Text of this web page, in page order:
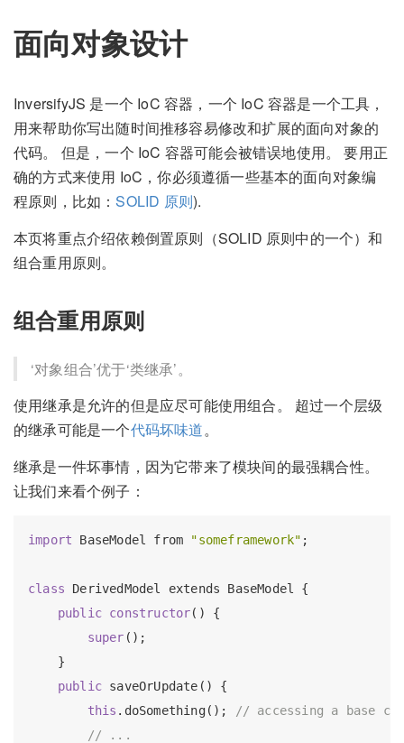
面向对象设计
InversifyJS 是一个 IoC 容器，一个 IoC 容器是一个工具，
用来帮助你写出随时间推移容易修改和扩展的面向对象的
代码。 但是，一个 IoC 容器可能会被错误地使用。 要用正
确的方式来使用 IoC，你必须遵循一些基本的面向对象编
程原则，比如：SOLID 原则).
本页将重点介绍依赖倒置原则（SOLID 原则中的一个）和
组合重用原则。
组合重用原则
‘对象组合’优于‘类继承’。
使用继承是允许的但是应尽可能使用组合。 超过一个层级
的继承可能是一个代码坏味道。
继承是一件坏事情，因为它带来了模块间的最强耦合性。
让我们来看个例子：
import BaseModel from "someframework" ;
class DerivedModel extends BaseModel {
public constructor() {
super ();
    }
public saveOrUpdate() {
this .doSomething();
// accessing a base
// ...